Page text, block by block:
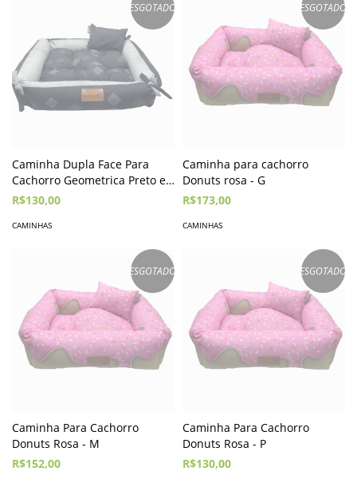
ESGOTADO
Caminha Dupla Face Para
Cachorro Geometrica Preto e
Cinza - P
R$130,00
CAMINHAS
ESGOTADO
Caminha para cachorro
Donuts rosa - G
R$173,00
CAMINHAS
ESGOTADO
Caminha Para Cachorro
Donuts Rosa - M
R$152,00
ESGOTADO
Caminha Para Cachorro
Donuts Rosa - P
R$130,00